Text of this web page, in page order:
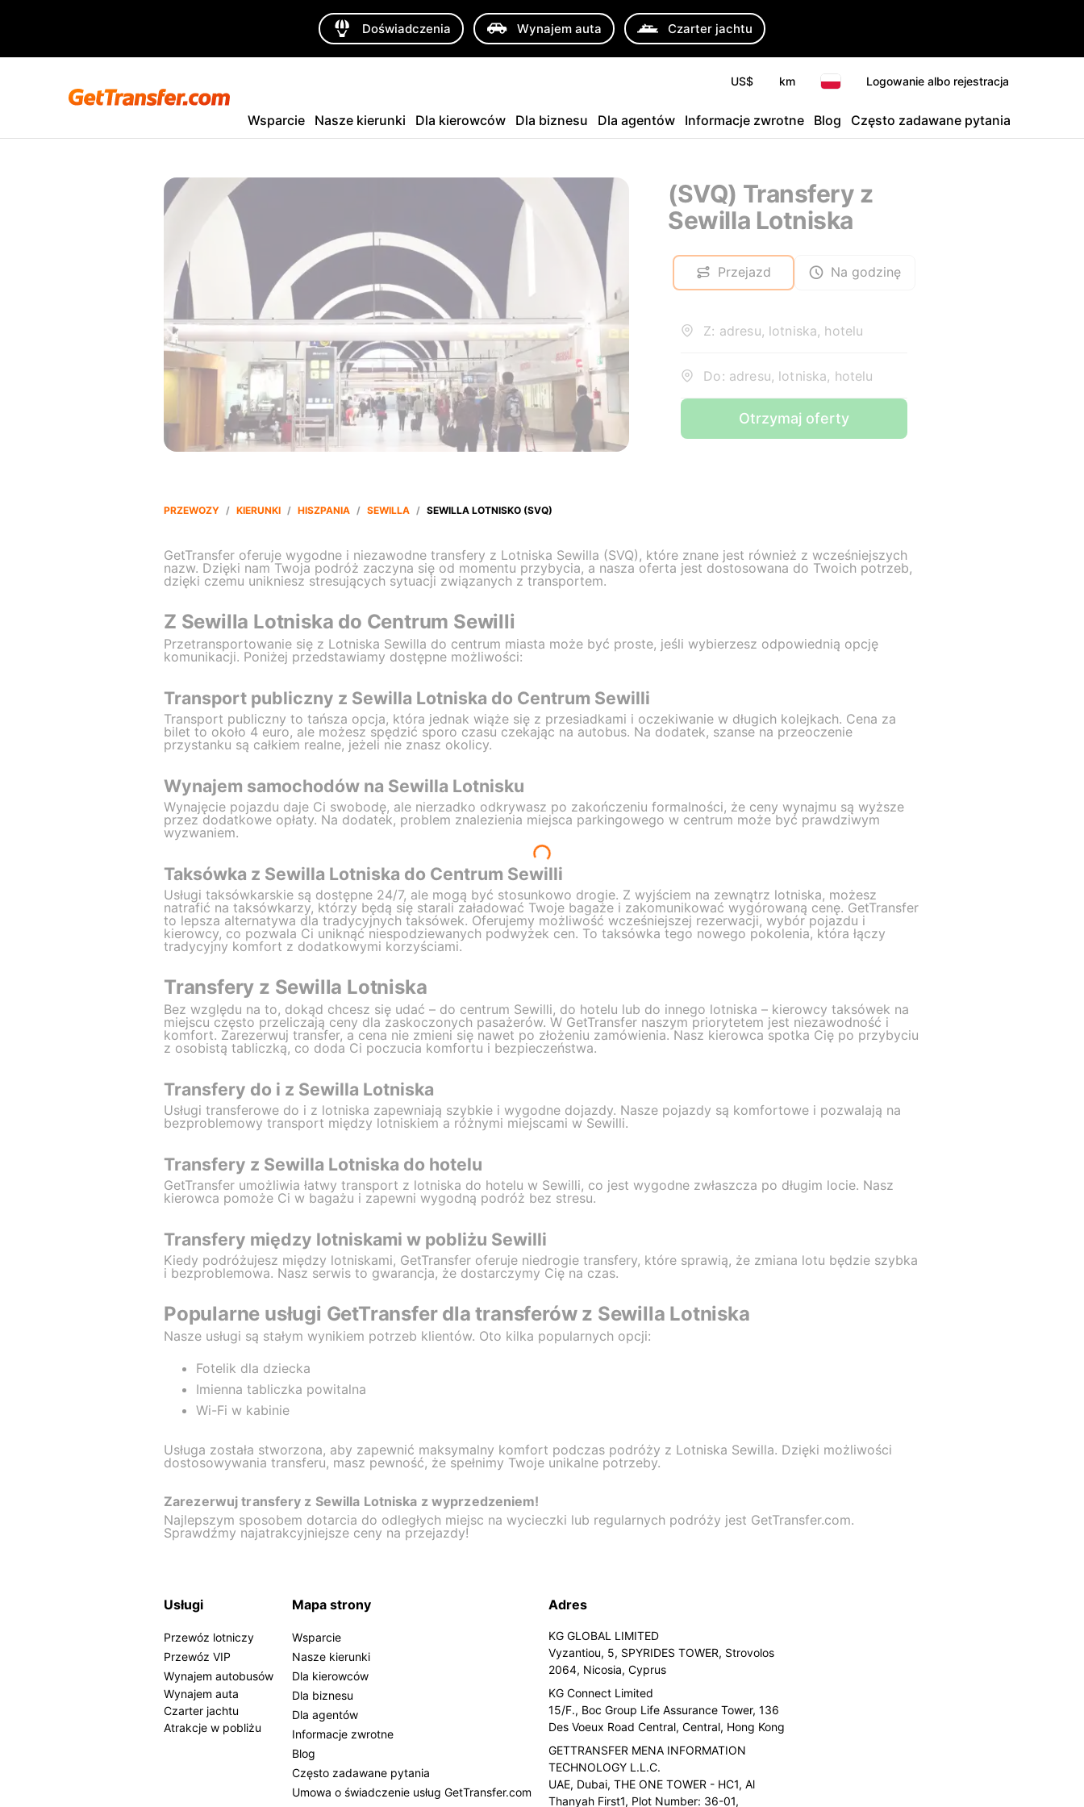
Doświadczenia Wynajem auta Czarter jachtu
US$ km Logowanie albo rejestracja
Wsparcie Nasze kierunki Dla kierowców Dla biznesu Dla agentów Informacje zwrotne Blog Często zadawane pytania
(SVQ) Transfery z
Sewilla Lotniska
Przejazd Na godzinę
Z: adresu, lotniska, hotelu
Do: adresu, lotniska, hotelu
Otrzymaj oferty
PRZEWOZY / KIERUNKI / HISZPANIA / SEWILLA / SEWILLA LOTNISKO (SVQ)
GetTransfer oferuje wygodne i niezawodne transfery z Lotniska Sewilla (SVQ), które znane jest również z wcześniejszych
nazw. Dzięki nam Twoja podróż zaczyna się od momentu przybycia, a nasza oferta jest dostosowana do Twoich potrzeb,
dzięki czemu unikniesz stresujących sytuacji związanych z transportem.
Z Sewilla Lotniska do Centrum Sewilli
Przetransportowanie się z Lotniska Sewilla do centrum miasta może być proste, jeśli wybierzesz odpowiednią opcję
komunikacji. Poniżej przedstawiamy dostępne możliwości:
Transport publiczny z Sewilla Lotniska do Centrum Sewilli
Transport publiczny to tańsza opcja, która jednak wiąże się z przesiadkami i oczekiwanie w długich kolejkach. Cena za
bilet to około 4 euro, ale możesz spędzić sporo czasu czekając na autobus. Na dodatek, szanse na przeoczenie
przystanku są całkiem realne, jeżeli nie znasz okolicy.
Wynajem samochodów na Sewilla Lotnisku
Wynajęcie pojazdu daje Ci swobodę, ale nierzadko odkrywasz po zakończeniu formalności, że ceny wynajmu są wyższe
przez dodatkowe opłaty. Na dodatek, problem znalezienia miejsca parkingowego w centrum może być prawdziwym
wyzwaniem.
Taksówka z Sewilla Lotniska do Centrum Sewilli
Usługi taksówkarskie są dostępne 24/7, ale mogą być stosunkowo drogie. Z wyjściem na zewnątrz lotniska, możesz
natrafić na taksówkarzy, którzy będą się starali załadować Twoje bagaże i zakomunikować wygórowaną cenę. GetTransfer
to lepsza alternatywa dla tradycyjnych taksówek. Oferujemy możliwość wcześniejszej rezerwacji, wybór pojazdu i
kierowcy, co pozwala Ci uniknąć niespodziewanych podwyżek cen. To taksówka tego nowego pokolenia, która łączy
tradycyjny komfort z dodatkowymi korzyściami.
Transfery z Sewilla Lotniska
Bez względu na to, dokąd chcesz się udać – do centrum Sewilli, do hotelu lub do innego lotniska – kierowcy taksówek na
miejscu często przeliczają ceny dla zaskoczonych pasażerów. W GetTransfer naszym priorytetem jest niezawodność i
komfort. Zarezerwuj transfer, a cena nie zmieni się nawet po złożeniu zamówienia. Nasz kierowca spotka Cię po przybyciu
z osobistą tabliczką, co doda Ci poczucia komfortu i bezpieczeństwa.
Transfery do i z Sewilla Lotniska
Usługi transferowe do i z lotniska zapewniają szybkie i wygodne dojazdy. Nasze pojazdy są komfortowe i pozwalają na
bezproblemowy transport między lotniskiem a różnymi miejscami w Sewilli.
Transfery z Sewilla Lotniska do hotelu
GetTransfer umożliwia łatwy transport z lotniska do hotelu w Sewilli, co jest wygodne zwłaszcza po długim locie. Nasz
kierowca pomoże Ci w bagażu i zapewni wygodną podróż bez stresu.
Transfery między lotniskami w pobliżu Sewilli
Kiedy podróżujesz między lotniskami, GetTransfer oferuje niedrogie transfery, które sprawią, że zmiana lotu będzie szybka
i bezproblemowa. Nasz serwis to gwarancja, że dostarczymy Cię na czas.
Popularne usługi GetTransfer dla transferów z Sewilla Lotniska
Nasze usługi są stałym wynikiem potrzeb klientów. Oto kilka popularnych opcji:
Fotelik dla dziecka
Imienna tabliczka powitalna
Wi-Fi w kabinie
Usługa została stworzona, aby zapewnić maksymalny komfort podczas podróży z Lotniska Sewilla. Dzięki możliwości
dostosowywania transferu, masz pewność, że spełnimy Twoje unikalne potrzeby.
Zarezerwuj transfery z Sewilla Lotniska z wyprzedzeniem!
Najlepszym sposobem dotarcia do odległych miejsc na wycieczki lub regularnych podróży jest GetTransfer.com.
Sprawdźmy najatrakcyjniejsze ceny na przejazdy!
Usługi
Przewóz lotniczy
Przewóz VIP
Wynajem autobusów
Wynajem auta
Czarter jachtu
Atrakcje w pobliżu
Mapa strony
Wsparcie
Nasze kierunki
Dla kierowców
Dla biznesu
Dla agentów
Informacje zwrotne
Blog
Często zadawane pytania
Umowa o świadczenie usług GetTransfer.com
Adres
KG GLOBAL LIMITED
Vyzantiou, 5, SPYRIDES TOWER, Strovolos
2064, Nicosia, Cyprus
KG Connect Limited
15/F., Boc Group Life Assurance Tower, 136
Des Voeux Road Central, Central, Hong Kong
GETTRANSFER MENA INFORMATION
TECHNOLOGY L.L.C.
UAE, Dubai, THE ONE TOWER - HC1, Al
Thanyah First1, Plot Number: 36-01,